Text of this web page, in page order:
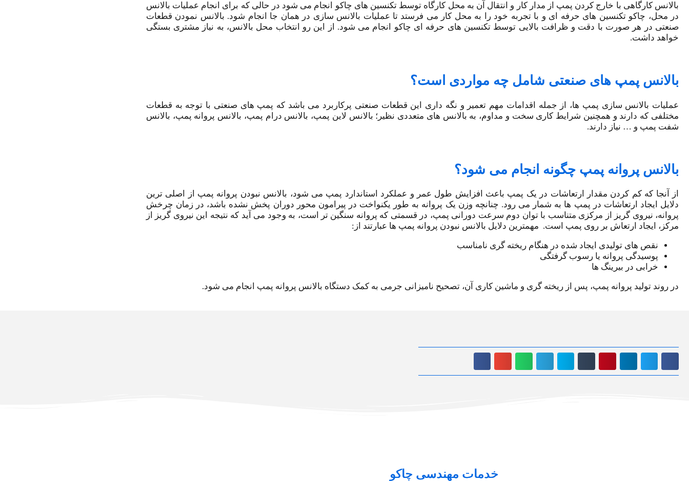
بالانس کارگاهی با خارج کردن پمپ از مدار کار و انتقال آن به محل کارگاه توسط تکنسین های چاکو انجام می شود در حالی که برای انجام عملیات بالانس
در محل، چاکو تکنسین های حرفه ای و با‌ تجربه خود را به محل کار می فرستد تا عملیات بالانس سازی در همان جا انجام شود. بالانس نمودن قطعات
صنعتی در هر صورت با دقت و ظرافت بالایی توسط تکنسین ­­­­­­های حرفه ای چاکو انجام می شود. از این رو انتخاب محل بالانس، به نیاز مشتری بستگی
خواهد داشت.
بالانس پمپ های صنعتی شامل چه مواردی است؟
عملیات بالانس ‌سازی پمپ ها، از جمله اقدامات مهم تعمیر و نگه داری این قطعات صنعتی پر‌کاربرد می باشد که پمپ های صنعتی با توجه به قطعات
مختلفی که دارند و همچنین شرایط کاری سخت و مداوم، به بالانس های متعددی نظیر؛ بالانس لاین پمپ، بالانس درام پمپ، بالانس پروانه پمپ، بالانس
شفت پمپ و … نیاز دارند.
بالانس پروانه پمپ چگونه انجام می شود؟
از آنجا که کم کردن مقدار ارتعاشات در یک پمپ باعث افزایش طول عمر و عملکرد استاندارد پمپ می شود، بالانس نبودن پروانه پمپ از اصلی ترین
دلایل ایجاد ارتعاشات در پمپ ها به شمار می ‌رود. چنانچه وزن یک پروانه به طور یکنواخت در پیرامون محور دوران پخش نشده باشد، در زمان چرخش
پروانه، نیروی گریز از مرکزی متناسب با توان دوم سرعت دورانی پمپ، در قسمتی که پروانه سنگین تر است، به وجود می آید که نتیجه این نیروی گریز از
مرکز، ایجاد ارتعاش بر روی پمپ است. مهمترین دلایل بالانس نبودن پروانه پمپ ها عبارتند از:
نقص های تولیدی ایجاد شده در هنگام ریخته گری نامناسب
پوسیدگی پروانه یا رسوب گرفتگی
خرابی در بیرینگ ها
در روند تولید پروانه پمپ، پس از ریخته گری و ماشین کاری آن، تصحیح نا‌میزانی جرمی به کمک دستگاه بالانس پروانه پمپ انجام می شود.
خدمات مهندسی چاکو